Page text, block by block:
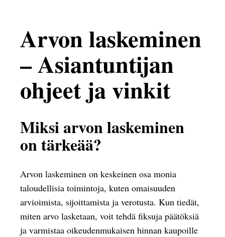
Arvon laskeminen
– Asiantuntijan
ohjeet ja vinkit
Miksi arvon laskeminen
on tärkeää?
Arvon laskeminen on keskeinen osa monia
taloudellisia toimintoja, kuten omaisuuden
arvioimista, sijoittamista ja verotusta. Kun tiedät,
miten arvo lasketaan, voit tehdä fiksuja päätöksiä
ja varmistaa oikeudenmukaisen hinnan kaupoille